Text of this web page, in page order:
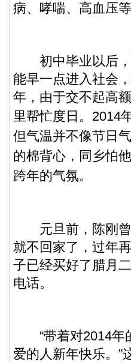
病、哮喘、高血压等
初中毕业以后，
能早一点进入社会
年，由于交不起高
里帮忙度日。 2014
但气温并不像节日
的棉背心，同乡怕
跨年的气氛。
元旦前，陈刚曾
就不回家了，过年
子已经买好了腊月
电话。
“带着对2014年的
爱的人新年快乐。”